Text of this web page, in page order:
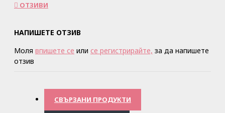
ОТЗИВИ
НАПИШЕТЕ ОТЗИВ
Моля впишете се или се регистрирайте, за да напишете
отзив
СВЪРЗАНИ ПРОДУКТИ